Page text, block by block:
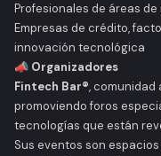
Profesionales de áreas
Empresas de crédito,
innovación tecnológica
📣 Organizadores
Fintech Bar®, comunidad
promoviendo foros
tecnologías que están
Sus eventos son